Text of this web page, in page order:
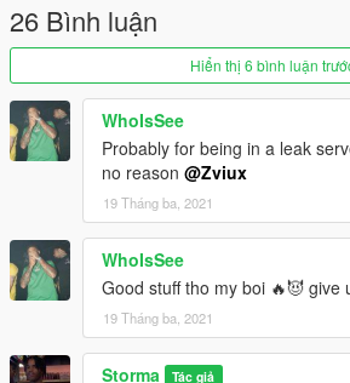
26 Bình luận
Hiển thị 6 bình luận
WhoIsSee
Probably for being in a leak
no reason @Zviux
19 Tháng ba, 2021
WhoIsSee
Good stuff tho my boi 🔥😈 give
19 Tháng ba, 2021
Storma Tác giả